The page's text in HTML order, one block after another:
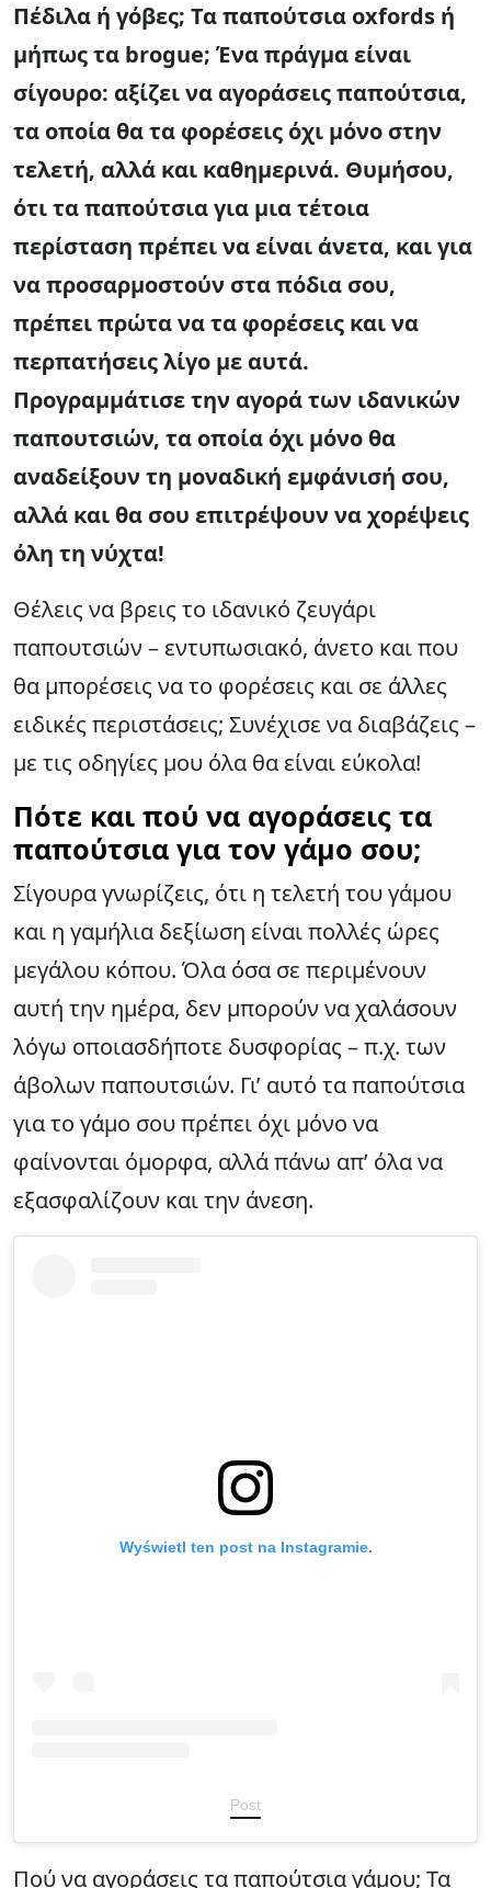
Πέδιλα ή γόβες; Τα παπούτσια oxfords ή
μήπως τα brogue; Ένα πράγμα είναι
σίγουρο: αξίζει να αγοράσεις παπούτσια,
τα οποία θα τα φορέσεις όχι μόνο στην
τελετή, αλλά και καθημερινά. Θυμήσου,
ότι τα παπούτσια για μια τέτοια
περίσταση πρέπει να είναι άνετα, και για
να προσαρμοστούν στα πόδια σου,
πρέπει πρώτα να τα φορέσεις και να
περπατήσεις λίγο με αυτά.
Προγραμμάτισε την αγορά των ιδανικών
παπουτσιών, τα οποία όχι μόνο θα
αναδείξουν τη μοναδική εμφάνισή σου,
αλλά και θα σου επιτρέψουν να χορέψεις
όλη τη νύχτα!
Θέλεις να βρεις το ιδανικό ζευγάρι
παπουτσιών – εντυπωσιακό, άνετο και που
θα μπορέσεις να το φορέσεις και σε άλλες
ειδικές περιστάσεις; Συνέχισε να διαβάζεις –
με τις οδηγίες μου όλα θα είναι εύκολα!
Πότε και πού να αγοράσεις τα
παπούτσια για τον γάμο σου;
Σίγουρα γνωρίζεις, ότι η τελετή του γάμου
και η γαμήλια δεξίωση είναι πολλές ώρες
μεγάλου κόπου. Όλα όσα σε περιμένουν
αυτή την ημέρα, δεν μπορούν να χαλάσουν
λόγω οποιασδήποτε δυσφορίας – π.χ. των
άβολων παπουτσιών. Γι’ αυτό τα παπούτσια
για το γάμο σου πρέπει όχι μόνο να
φαίνονται όμορφα, αλλά πάνω απ’ όλα να
εξασφαλίζουν και την άνεση.
Wyświetl ten post na Instagramie.
Post
Πού να αγοράσεις ταπαπούτσια γάμου; Τα